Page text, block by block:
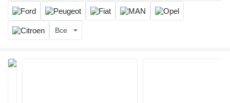
Все